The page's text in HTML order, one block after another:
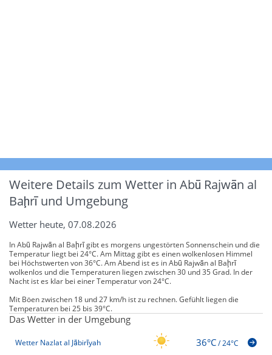
Weitere Details zum Wetter in Abū Rajwān al
Baḩrī und Umgebung
Wetter heute, 07.08.2026
In Abū Rajwān al Baḩrī gibt es morgens ungestörten Sonnenschein und die
Temperatur liegt bei 24°C. Am Mittag gibt es einen wolkenlosen Himmel
bei Höchstwerten von 36°C. Am Abend ist es in Abū Rajwān al Baḩrī
wolkenlos und die Temperaturen liegen zwischen 30 und 35 Grad. In der
Nacht ist es klar bei einer Temperatur von 24°C.
Mit Böen zwischen 18 und 27 km/h ist zu rechnen. Gefühlt liegen die
Temperaturen bei 25 bis 39°C.
Das Wetter in der Umgebung
Wetter Nazlat al Jābirīyah 36°C/24°C